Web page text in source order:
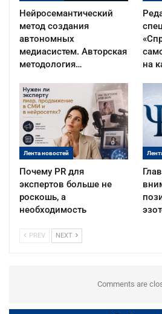
Нейросемантический
метод создания
автономных
медиасистем. Авторская
методология…
на
Лента новостей
Почему PR для
экспертов больше не
роскошь, а
необходимость
PREV NEXT
Comments are